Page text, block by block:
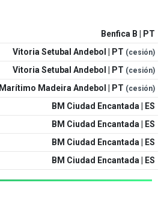
Benfica B | PT
Vitoria Setubal Andebol | PT (cesión)
Vitoria Setubal Andebol | PT (cesión)
Marítimo Madeira Andebol | PT (cesión)
BM Ciudad Encantada | ES
BM Ciudad Encantada | ES
BM Ciudad Encantada | ES
BM Ciudad Encantada | ES